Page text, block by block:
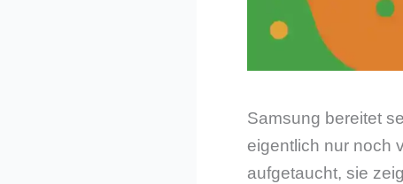
Samsung bereitet
eigentlich nur noch
aufgetaucht, sie